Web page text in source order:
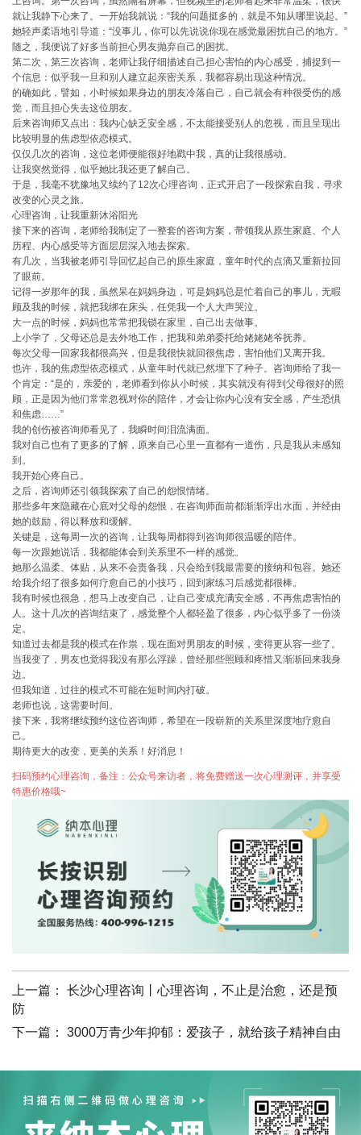
就让我静下心来了。一开始我就说：“我的问题挺多的，就是不知从哪里说起。”
她轻声柔语地引导道：“没事儿，你可以先说说你现在感觉最困扰自己的地方。”
随之，我便说了好多当前担心男友抛弃自己的困扰。
第二次，第三次咨询，老师让我仔细描述自己担心害怕的内心感受，捕捉到一
个信息：似乎我一旦和别人建立起亲密关系，我都容易出现这种情况。
的确如此，譬如，小时候如果身边的朋友冷落自己，自己就会有种很受伤的感
觉，而且担心失去这位朋友。
后来咨询师又点出：我内心缺乏安全感，不太能接受别人的忽视，而且呈现出
比较明显的焦虑型依恋模式。
仅仅几次的咨询，这位老师便能很好地戳中我，真的让我很感动。
让我突然觉得，似乎她比我还更了解自己。
于是，我毫不犹豫地又续约了12次心理咨询，正式开启了一段探索自我，寻求
改变的心灵之旅。
心理咨询，让我重新沐浴阳光
接下来的咨询，老师给我制定了一整套的咨询方案，带领我从原生家庭、个人
历程、内心感受等方面层层深入地去探索。
有几次，当我被老师引导回忆起自己的原生家庭，童年时代的点滴又重新拉回
了眼前。
记得一岁那年的我，虽然呆在妈妈身边，可是妈妈总是忙着自己的事儿，无暇
顾及我的时候，就把我绑在床头，任凭我一个人大声哭泣。
大一点的时候，妈妈也常常把我锁在家里，自己出去做事。
上小学了，父母还总是去外地工作，把我和弟弟委托给姥姥姥爷抚养。
每次父母一回家我都很高兴，但是我很快就回很焦虑，害怕他们又离开我。
也许，我的焦虑型依恋模式，从童年时代就已然埋下了种子。咨询师给了我一
个肯定：“是的，亲爱的，老师看到你从小时候，其实就没有得到父母很好的照
顾，正是因为他们常常忽视对你的陪伴，才会让你内心没有安全感，产生恐惧
和焦虑……”
我的创伤被咨询师看见了，我瞬时间泪流满面。
我对自己也有了更多的了解，原来自己心里一直都有一道伤，只是我从未感知
到。
我开始心疼自己。
之后，咨询师还引领我探索了自己的怨恨情绪。
那些多年来隐藏在心底对父母的怨恨，在咨询师面前都渐渐浮出水面，并经由
她的鼓励，得以释放和缓解。
关键是，这每周一次的咨询，让我每周都得到咨询师很温暖的陪伴。
每一次跟她说话，我都能体会到关系里不一样的感觉。
她那么温柔、体贴，从来不会责备我，只会给到我最需要的接纳和包容。她还
给我介绍了很多如何疗愈自己的小技巧，回到家练习后感觉都很棒。
我有时候也很急，想马上改变自己，让自己变成充满安全感，不再焦虑害怕的
人。这十几次的咨询结束了，感觉整个人都轻盈了很多，内心似乎多了一份淡
定。
知道过去都是我的模式在作祟，现在面对男朋友的时候，变得更从容一些了。
当我变了，男友也觉得我没有那么浮躁，曾经那些照顾和疼惜又渐渐回来我身
边。
但我知道，过往的模式不可能在短时间内打破。
老师也说，这需要时间。
接下来，我将继续预约这位咨询师，希望在一段崭新的关系里深度地疗愈自
己。
期待更大的改变，更美的关系！好消息！
扫码预约心理咨询，备注：公众号来访者，将免费赠送一次心理测评，并享受
特惠价格哦~
上一篇： 长沙心理咨询丨心理咨询，不止是治愈，还是预
防
下一篇： 3000万青少年抑郁：爱孩子，就给孩子精神自由